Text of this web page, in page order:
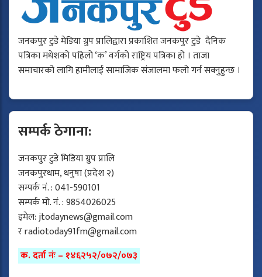
जनकपुर टुडे मेडिया ग्रुप प्रालिद्वारा प्रकाशित जनकपुर टुडे दैनिक
पत्रिका मधेशको पहिलो ‘क’ वर्गको राष्ट्रिय पत्रिका हो । ताजा
समाचारको लागि हामीलाई सामाजिक संजालमा फलो गर्न सक्नुहुन्छ ।
सम्पर्क ठेगाना:
जनकपुर टुडे मिडिया ग्रुप प्रालि
जनकपुरधाम, धनुषा (प्रदेश २)
सम्पर्क नं. : 041-590101
सम्पर्क मो. नं. : 9854026025
इमेल:jtodaynews@gmail.com
रradiotoday91fm@gmail.com
क. दर्ता नंः – १४६२५२/०७२/०७३